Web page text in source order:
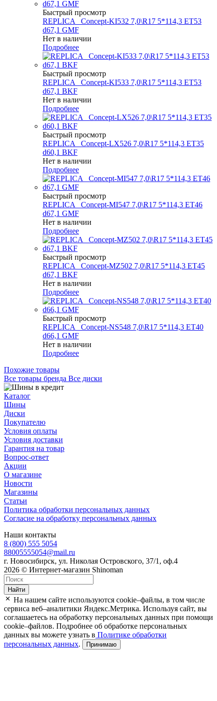
Быстрый просмотр
REPLICA _Concept-KI532 7,0\R17 5*114,3 ET53
d67,1 GMF
Нет в наличии
Подробнее
Быстрый просмотр
REPLICA _Concept-KI533 7,0\R17 5*114,3 ET53
d67,1 BKF
Нет в наличии
Подробнее
Быстрый просмотр
REPLICA _Concept-LX526 7,0\R17 5*114,3 ET35
d60,1 BKF
Нет в наличии
Подробнее
Быстрый просмотр
REPLICA _Concept-MI547 7,0\R17 5*114,3 ET46
d67,1 GMF
Нет в наличии
Подробнее
Быстрый просмотр
REPLICA _Concept-MZ502 7,0\R17 5*114,3 ET45
d67,1 BKF
Нет в наличии
Подробнее
Быстрый просмотр
REPLICA _Concept-NS548 7,0\R17 5*114,3 ET40
d66,1 GMF
Нет в наличии
Подробнее
Похожие товары
Все товары бренда Все диски
Каталог
Шины
Диски
Покупателю
Условия оплаты
Условия доставки
Гарантия на товар
Вопрос-ответ
Акции
О магазине
Новости
Магазины
Статьи
Политика обработки персональных данных
Согласие на обработку персональных данных
Наши контакты
8 (800) 555 5054
88005555054@mail.ru
г. Новосибирск, ул. Николая Островского, 37/1, оф.4
2026 © Интернет-магазин Shinoman
Найти
На нашем сайте используются cookie–файлы, в том числе
сервиса веб–аналитики Яндекс.Метрика. Используя сайт, вы
соглашаетесь на обработку персональных данных при помощи
cookie–файлов. Подробнее об обработке персональных
данных вы можете узнать в Политике обработки
персональных данных. Принимаю